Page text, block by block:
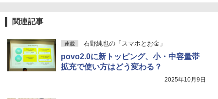
関連記事
連載 石野純也の「スマホとお金」
povo2.0に新トッピング、小・中容量帯
拡充で使い方はどう変わる？
2025年10月9日